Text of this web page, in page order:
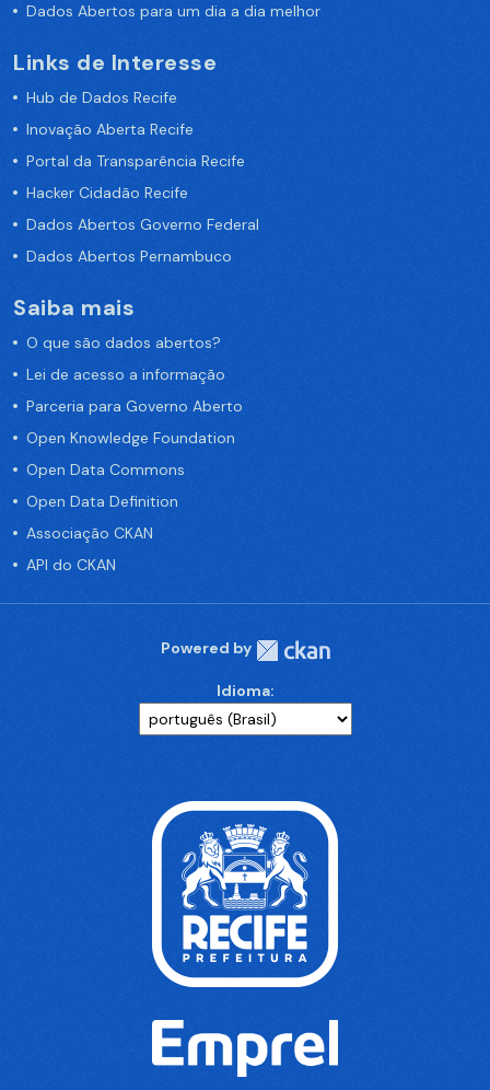
Dados Abertos para um dia a dia melhor
Links de Interesse
Hub de Dados Recife
Inovação Aberta Recife
Portal da Transparência Recife
Hacker Cidadão Recife
Dados Abertos Governo Federal
Dados Abertos Pernambuco
Saiba mais
O que são dados abertos?
Lei de acesso a informação
Parceria para Governo Aberto
Open Knowledge Foundation
Open Data Commons
Open Data Definition
Associação CKAN
API do CKAN
Powered by
Idioma